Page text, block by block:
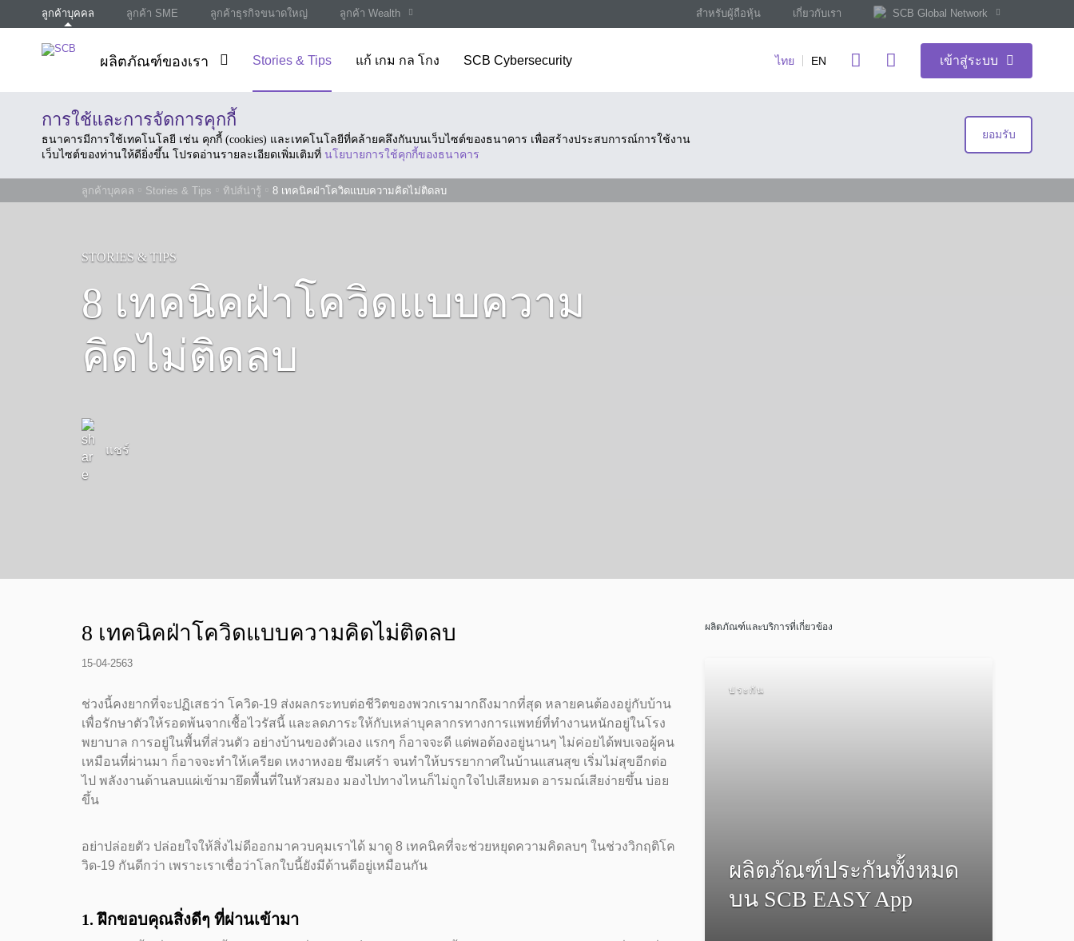
ลูกค้าบุคคล ลูกค้า SME ลูกค้าธุรกิจขนาดใหญ่ ลูกค้า Wealth สำหรับผู้ถือหุ้น เกี่ยวกับเรา SCB Global Network
ผลิตภัณฑ์ของเรา Stories & Tips แก้ เกม กล โกง SCB Cybersecurity ไทย EN เข้าสู่ระบบ
การใช้และการจัดการคุกกี้
ธนาคารมีการใช้เทคโนโลยี เช่น คุกกี้ (cookies) และเทคโนโลยีที่คล้ายคลึงกันบนเว็บไซต์ของธนาคาร เพื่อสร้างประสบการณ์การใช้งาน
เว็บไซต์ของท่านให้ดียิ่งขึ้น โปรดอ่านรายละเอียดเพิ่มเติมที่ นโยบายการใช้คุกกี้ของธนาคาร
ยอมรับ
ลูกค้าบุคคล Stories & Tips ทิปส์น่ารู้ 8 เทคนิคฝ่าโควิดแบบความคิดไม่ติดลบ
STORIES & TIPS
8 เทคนิคฝ่าโควิดแบบความ
คิดไม่ติดลบ
แชร์
8 เทคนิคฝ่าโควิดแบบความคิดไม่ติดลบ
15-04-2563
ช่วงนี้คงยากที่จะปฏิเสธว่า โควิด-19 ส่งผลกระทบต่อชีวิตของพวกเรามากถึงมากที่สุด หลายคนต้องอยู่กับบ้าน
เพื่อรักษาตัวให้รอดพ้นจากเชื้อไวรัสนี้ และลดภาระให้กับเหล่าบุคลากรทางการแพทย์ที่ทำงานหนักอยู่ในโรง
พยาบาล การอยู่ในพื้นที่ส่วนตัว อย่างบ้านของตัวเอง แรกๆ ก็อาจจะดี แต่พอต้องอยู่นานๆ ไม่ค่อยได้พบเจอผู้คน
เหมือนที่ผ่านมา ก็อาจจะทำให้เครียด เหงาหงอย ซึมเศร้า จนทำให้บรรยากาศในบ้านแสนสุข เริ่มไม่สุขอีกต่อ
ไป พลังงานด้านลบแผ่เข้ามายึดพื้นที่ในหัวสมอง มองไปทางไหนก็ไม่ถูกใจไปเสียหมด อารมณ์เสียง่ายขึ้น บ่อย
ขึ้น
อย่าปล่อยตัว ปล่อยใจให้สิ่งไม่ดีออกมาควบคุมเราได้ มาดู 8 เทคนิคที่จะช่วยหยุดความคิดลบๆ ในช่วงวิกฤติโค
วิด-19 กันดีกว่า เพราะเราเชื่อว่าโลกใบนี้ยังมีด้านดีอยู่เหมือนกัน
1. ฝึกขอบคุณสิ่งดีๆ ที่ผ่านเข้ามา
ผลิตภัณฑ์และบริการที่เกี่ยวข้อง
ประกัน
ผลิตภัณฑ์ประกันทั้งหมด
บน SCB EASY App